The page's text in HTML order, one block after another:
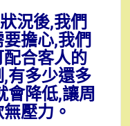
況後,我們
擔心,我們
合客人的
有多少還多
會降低,讓周
壓力。